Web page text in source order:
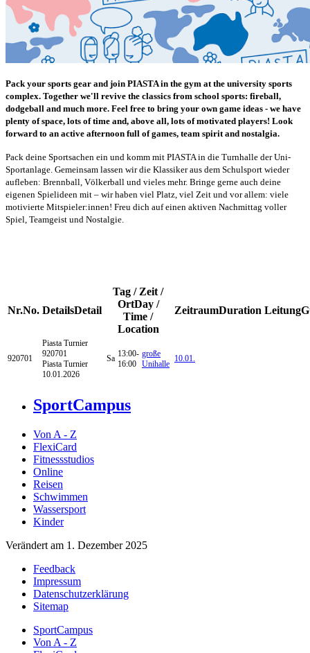
Pack your sports gear and join PIASTA in the gym at the university sports
complex. Together we'll revive the classics from school sports: fireball,
dodgeball and much more. Feel free to bring your own game ideas - we have
plenty of space, lots of time and, above all, lots of motivated players! Look
forward to an active afternoon full of games, team spirit and nostalgia.
Pack deine Sportsachen ein und komm mit PIASTA in die Turnhalle der Uni-
Sportanlage. Gemeinsam lassen wir die Klassiker aus dem Schulsport wieder
aufleben: Brennball, Völkerball und vieles mehr. Bringe gerne auch deine
eigenen Spielideen mit – wir haben viel Platz, viel Zeit und vor allem: viele
motivierte Mitspieler:innen! Freu dich auf einen aktiven Nachmittag voller
Spiel, Teamgeist und Nostalgie.
Nr.No. DetailsDetail
Tag / Zeit /
OrtDay /
Time /
Location
ZeitraumDuration Leitung
920701
Piasta Turnier
920701
Piasta Turnier
10.01.2026
Sa 13:00-
16:00
große
Unihalle
10.01.
SportCampus
Von A - Z
FlexiCard
Fitnessstudios
Online
Reisen
Schwimmen
Wassersport
Kinder
Verändert am 1. Dezember 2025
Feedback
Impressum
Datenschutzerklärung
Sitemap
SportCampus
Von A - Z